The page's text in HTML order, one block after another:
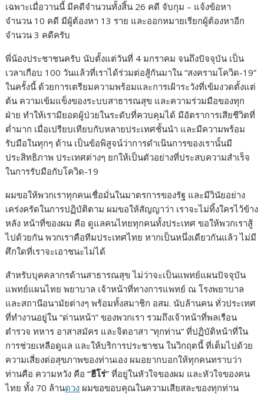
เฉพาะเมื่อวานนี้ มีคดีจำนวนทั้งสิ้น 26 คดี จับกุม – แจ้งข้อหา
จำนวน 10 คดี มีผู้ต้องหา 13 ราย และออกหมายเรียกผู้ต้องหาอีก
จำนวน 3 คดีครับ
พี่น้องประชาชนครับ นับตั้งแต่วันที่ 4 มกราคม จนถึงปัจจุบัน เป็น
เวลาเกือบ 100 วันแล้วที่เราได้ร่วมต่อสู้กันมาใน “สงครามโควิด-19”
ในครั้งนี้ ด้วยการเตรียมความพร้อมและการเฝ้าระวังที่เข้มงวดตั้งแต่
ต้น ความเข้มแข็งของระบบสาธารณสุข และความร่วมมือของทุก
ฝ่าย ทำให้เรามียอดผู้ป่วยในระดับที่ควบคุมได้ มีอัตราการเสียชีวิตที่
ต่ำมาก เมื่อเปรียบเทียบกับหลายประเทศชั้นนำ และมีความพร้อม
รับมือในทุกๆ ด้าน เป็นข้อพิสูจน์ว่าการดำเนินการของเรานั้นมี
ประสิทธิภาพ ประเทศต่างๆ ยกให้เป็นตัวอย่างที่ประสบความสำเร็จ
ในการรับมือกับโควิด-19
ผมขอให้พวกเราทุกคนเชื่อมั่นในมาตรการของรัฐ และมีวินัยอย่าง
เคร่งครัดในการปฏิบัติตาม ผมขอให้สัญญาว่า เราจะไม่ทิ้งใครไว้ข้าง
หลัง หน้าที่ของผม คือ ดูแลคนไทยทุกคนทั้งประเทศ ขอให้พวกเราสู้
ไปด้วยกัน พวกเราคือทีมประเทศไทย หากเป็นหนึ่งเดียวกันแล้ว ไม่มี
ศึกใดที่เราจะเอาชนะไม่ได้
สำหรับบุคคลากรด้านสาธารณสุข ไม่ว่าจะเป็นแพทย์แผนปัจจุบัน
แพทย์แผนไทย พยาบาล เจ้าหน้าที่ทางการแพทย์ ณ โรงพยาบาล
และสถานีอนามัยต่างๆ พร้อมทั้งสมาชิก อสม. นับล้านคน ทั่วประเทศ
ที่ทำงานอยู่ใน “ด่านหน้า” ของพวกเรา รวมถึงเจ้าหน้าที่พลเรือน
ตำรวจ ทหาร อาสาสมัคร และจิตอาสา “ทุกท่าน” ที่ปฏิบัติหน้าที่ใน
การช่วยเหลือดูแล และให้บริการประชาชน ในวิกฤตนี้ ที่เต็มไปด้วย
ความเสี่ยงต่อสุขภาพของท่านเอง ผมอยากบอกให้ทุกคนทราบว่า
ท่านคือ ความหวัง คือ“ฮีโร่” ที่อยู่ในหัวใจของผม และหัวใจของคน
ไทย ทั้ง 70 ล้านดวง ผมขอขอบคุณในความเสียสละของทุกท่าน